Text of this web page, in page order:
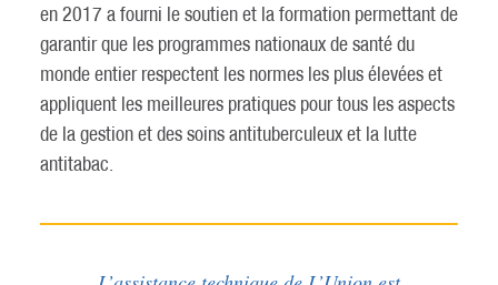
en 2017 a fourni le soutien et la formation permettant de
garantir que les programmes nationaux de santé du
monde entier respectent les normes les plus élevées et
appliquent les meilleures pratiques pour tous les aspects
de la gestion et des soins antituberculeux et la lutte
antitabac.